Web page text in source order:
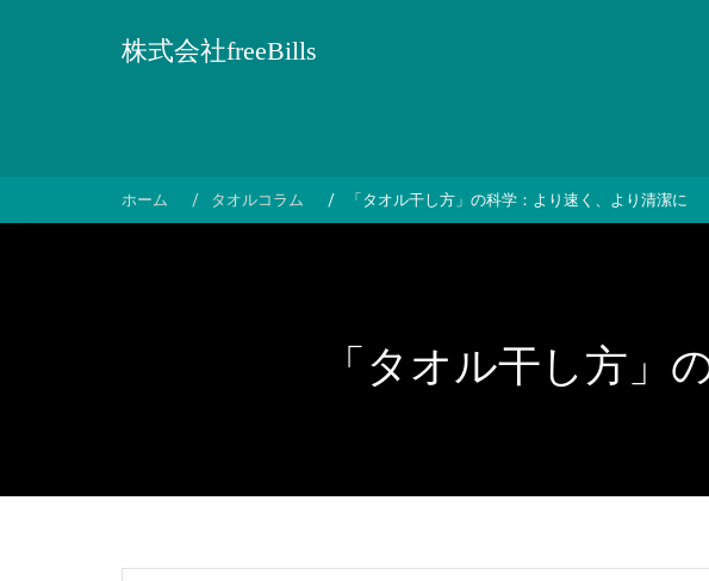
キ
株式会社freeBills
ホーム タオルコラム 「タオル干し方」の科学：より速く、より清潔に
「タオル干し方」